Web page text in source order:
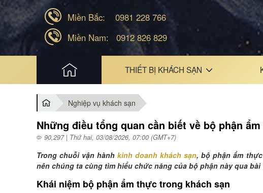
Miền Bắc:
0981 228 766
Miền Nam:
0912 826 829
THIẾT BỊ KHÁCH SẠN
Nghiệp vụ khách sạn
Những điều tổng quan cần biết về bộ phận
90,297 | Thứ hai, 03/08/2026, 07:00 (GMT+7)
Trong chuỗi vận hànhkinh doanh khách sạn, bộ phận ẩm
nên chúng ta cùng tìm hiểu chức năng của bộ phận này qua
Khái niệm bộ phận ẩm thực trong khách sạn